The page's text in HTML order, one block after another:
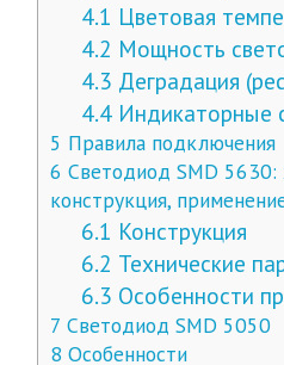
4.1 Цветовая
4.2 Мощность
4.3 Деградация
4.4 Индикаторные
5 Правила подключения
6 Светодиод SMD 5630:
конструкция,
6.1 Конструкция
6.2 Технические
6.3 Особенности
7 Светодиод SMD 5050
8 Особенности